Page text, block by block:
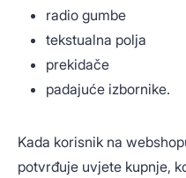
radio gumbe
tekstualna polja
prekidače
padajuće izbornike.
Kada korisnik na
potvrđuje uvjete kupnje,